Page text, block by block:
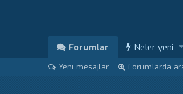
Forumlar Neler yeni
Yeni mesajlar Forumlarda